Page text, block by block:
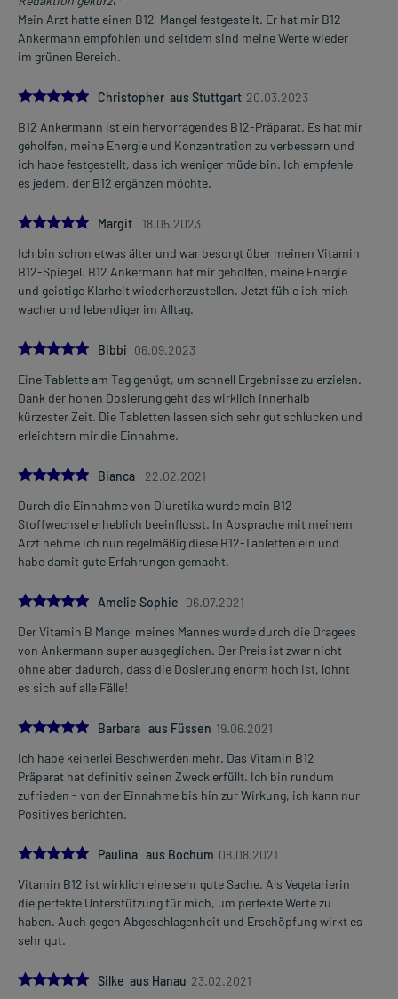
Mein Arzt hatte einen B12-Mangel festgestellt. Er hat mir B12
Ankermann empfohlen und seitdem sind meine Werte wieder
im grünen Bereich.
5.0
Christopher aus Stuttgart 20.03.2023
B12 Ankermann ist ein hervorragendes B12-Präparat. Es hat mir
geholfen, meine Energie und Konzentration zu verbessern und
ich habe festgestellt, dass ich weniger müde bin. Ich empfehle
es jedem, der B12 ergänzen möchte.
5.0
Margit
18.05.2023
Ich bin schon etwas älter und war besorgt über meinen Vitamin
B12-Spiegel. B12 Ankermann hat mir geholfen, meine Energie
und geistige Klarheit wiederherzustellen. Jetzt fühle ich mich
wacher und lebendiger im Alltag.
5.0
Bibbi 06.09.2023
Eine Tablette am Tag genügt, um schnell Ergebnisse zu erzielen.
Dank der hohen Dosierung geht das wirklich innerhalb
kürzester Zeit. Die Tabletten lassen sich sehr gut schlucken und
erleichtern mir die Einnahme.
5.0
Bianca
22.02.2021
Durch die Einnahme von Diuretika wurde mein B12
Stoffwechsel erheblich beeinflusst. In Absprache mit meinem
Arzt nehme ich nun regelmäßig diese B12-Tabletten ein und
habe damit gute Erfahrungen gemacht.
5.0Amelie Sophie 06.07.2021
Der Vitamin B Mangel meines Mannes wurde durch die Dragees
von Ankermann super ausgeglichen. Der Preis ist zwar nicht
ohne aber dadurch, dass die Dosierung enorm hoch ist, lohnt
es sich auf alle Fälle!
5.0
Barbara aus Füssen 19.06.2021
Ich habe keinerlei Beschwerden mehr. Das Vitamin B12
Präparat hat definitiv seinen Zweck erfüllt. Ich bin rundum
zufrieden - von der Einnahme bis hin zur Wirkung, ich kann nur
Positives berichten.
5.0
Paulina aus Bochum 08.08.2021
Vitamin B12 ist wirklich eine sehr gute Sache. Als Vegetarierin
die perfekte Unterstützung für mich, um perfekte Werte zu
haben. Auch gegen Abgeschlagenheit und Erschöpfung wirkt es
sehr gut.
5.0
Silke aus Hanau 23.02.2021